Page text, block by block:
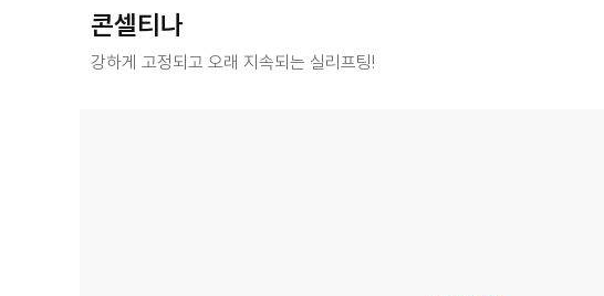
콘셀티나
강하게 고정되고 오래 지속되는 실리프팅!